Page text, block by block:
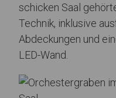
schicken Saal
Technik, inklusive
Abdeckungen und
LED-Wand.